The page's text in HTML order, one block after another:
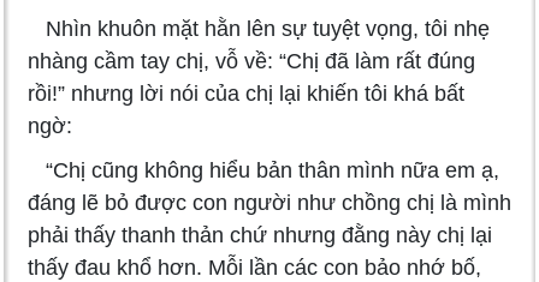
Nhìn khuôn mặt hằn lên sự tuyệt vọng, tôi nhẹ
nhàng cầm tay chị, vỗ về: “Chị đã làm rất đúng
rồi!” nhưng lời nói của chị lại khiến tôi khá bất
ngờ:
“Chị cũng không hiểu bản thân mình nữa em ạ,
đáng lẽ bỏ được con người như chồng chị là mình
phải thấy thanh thản chứ nhưng đằng này chị lại
thấy đau khổ hơn. Mỗi lần các con bảo nhớ bố,